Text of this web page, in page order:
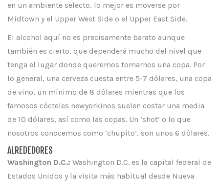
en un ambiente selecto, lo mejor es moverse por
Midtown y el Upper West Side o el Upper East Side.
El alcohol aquí no es precisamente barato aunque
también es cierto, que dependerá mucho del nivel que
tenga el lugar donde queremos tomarnos una copa. Por
lo general, una cerveza cuesta entre 5-7 dólares, una copa
de vino, un mínimo de 8 dólares mientras que los
famosos cócteles newyorkinos suelen costar una media
de 10 dólares, así como las copas. Un ‘shot’ o lo que
nosotros conocemos como ‘chupito’, son unos 6 dólares.
ALREDEDORES
Washington D.C.: Washington D.C. es la capital federal de
Estados Unidos y la visita más habitual desde Nueva